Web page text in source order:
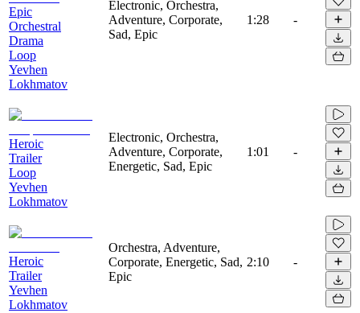
Epic
Orchestral
Drama
Loop
Yevhen
Lokhmatov
Electronic, Orchestra,
Adventure, Corporate,
Sad, Epic
1:28 -
Heroic
Trailer
Loop
Yevhen
Lokhmatov
Electronic, Orchestra,
Adventure, Corporate,
Energetic, Sad, Epic
1:01 -
Heroic
Trailer
Yevhen
Lokhmatov
Orchestra, Adventure,
Corporate, Energetic, Sad,
Epic
2:10 -